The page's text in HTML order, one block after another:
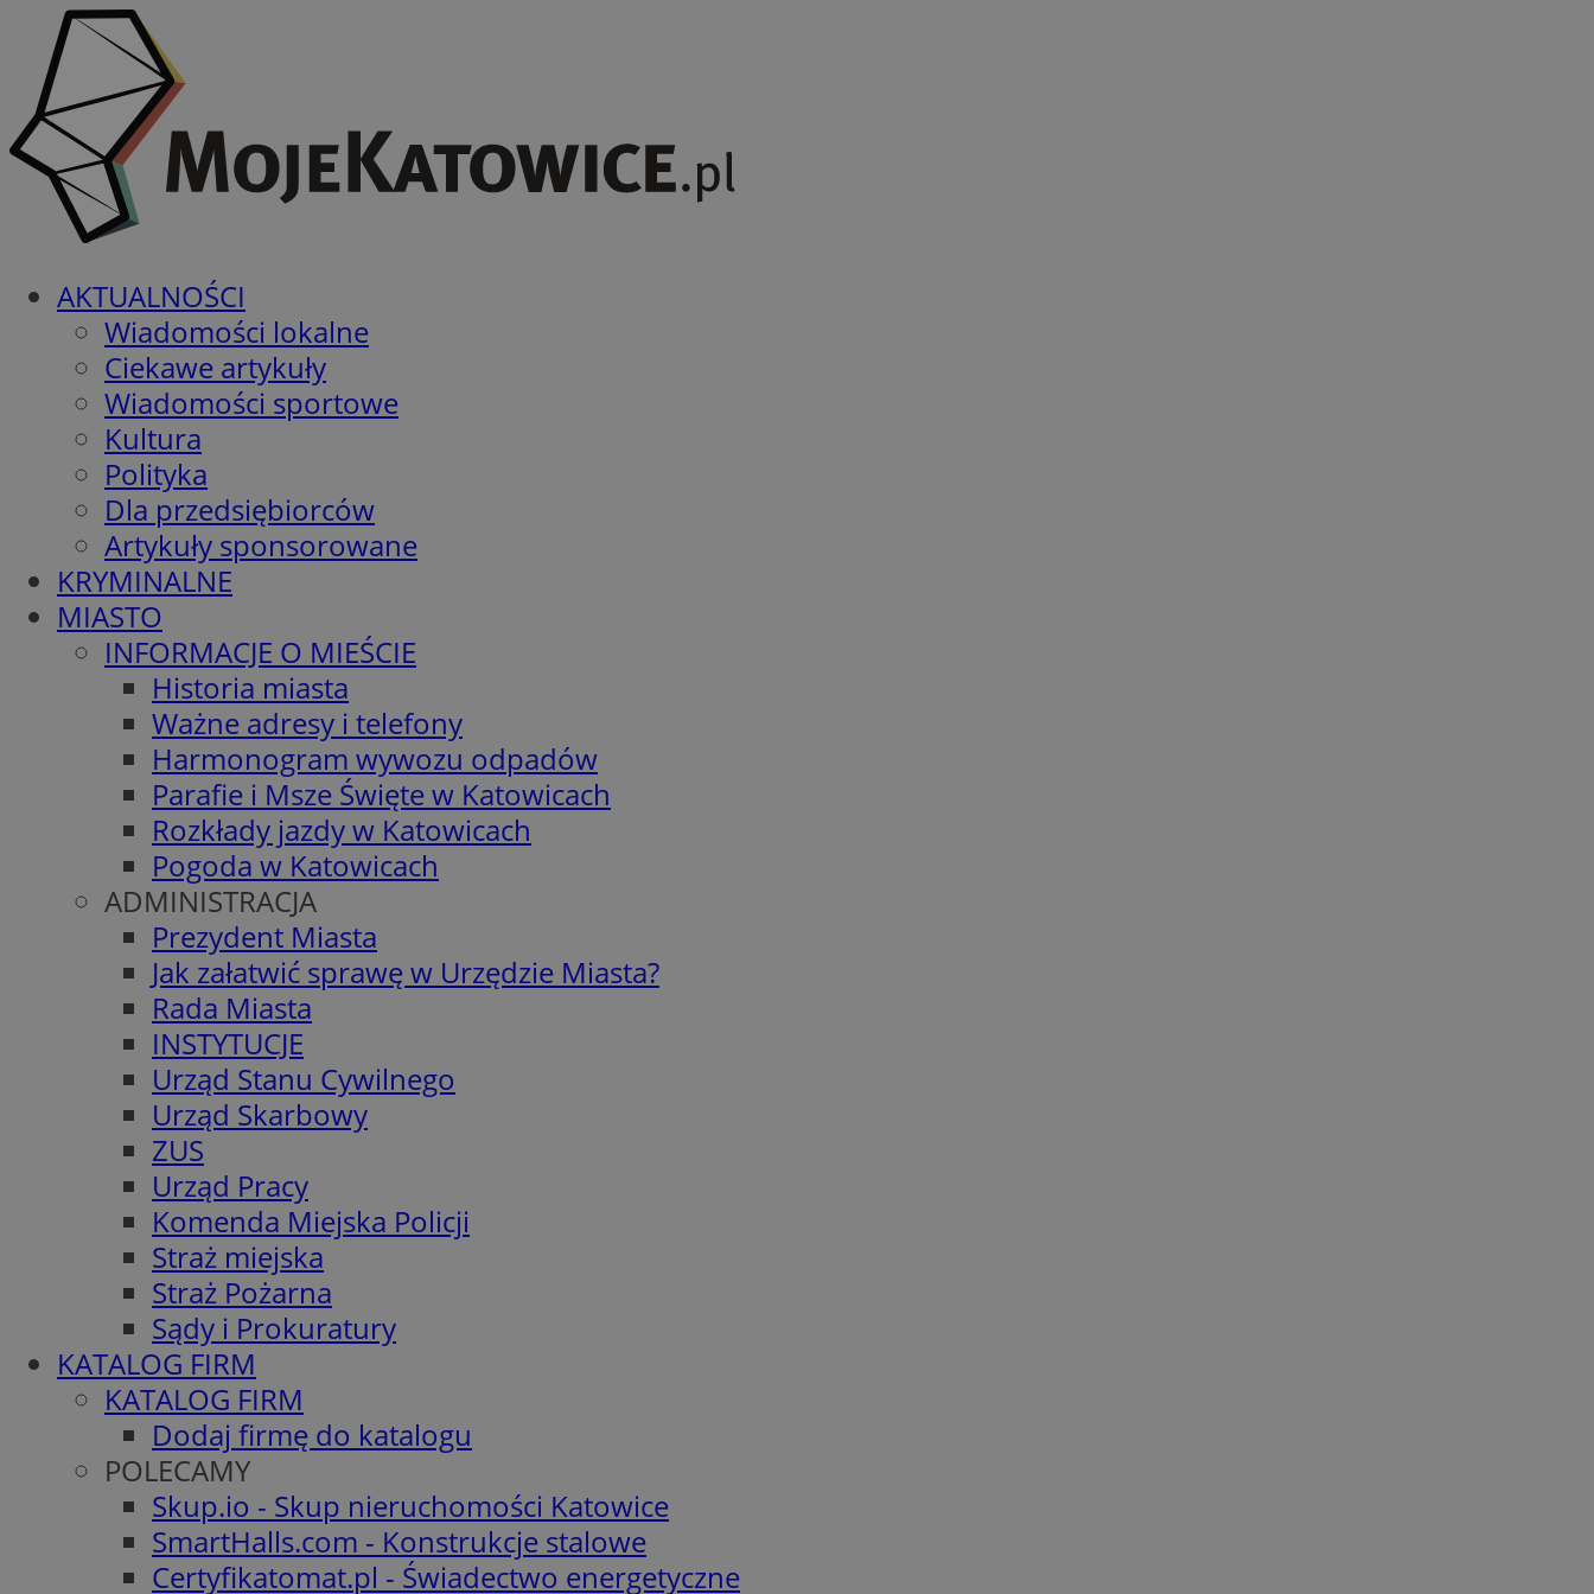
AKTUALNOŚCI
Wiadomości lokalne
Ciekawe artykuły
Wiadomości sportowe
Kultura
Polityka
Dla przedsiębiorców
Artykuły sponsorowane
KRYMINALNE
MIASTO
INFORMACJE O MIEŚCIE
Historia miasta
Ważne adresy i telefony
Harmonogram wywozu odpadów
Parafie i Msze Święte w Katowicach
Rozkłady jazdy w Katowicach
Pogoda w Katowicach
ADMINISTRACJA
Prezydent Miasta
Jak załatwić sprawę w Urzędzie Miasta?
Rada Miasta
INSTYTUCJE
Urząd Stanu Cywilnego
Urząd Skarbowy
ZUS
Urząd Pracy
Komenda Miejska Policji
Straż miejska
Straż Pożarna
Sądy i Prokuratury
KATALOG FIRM
KATALOG FIRM
Dodaj firmę do katalogu
POLECAMY
Skup.io - Skup nieruchomości Katowice
SmartHalls.com - Konstrukcje stalowe
Certyfikatomat.pl - Świadectwo energetyczne